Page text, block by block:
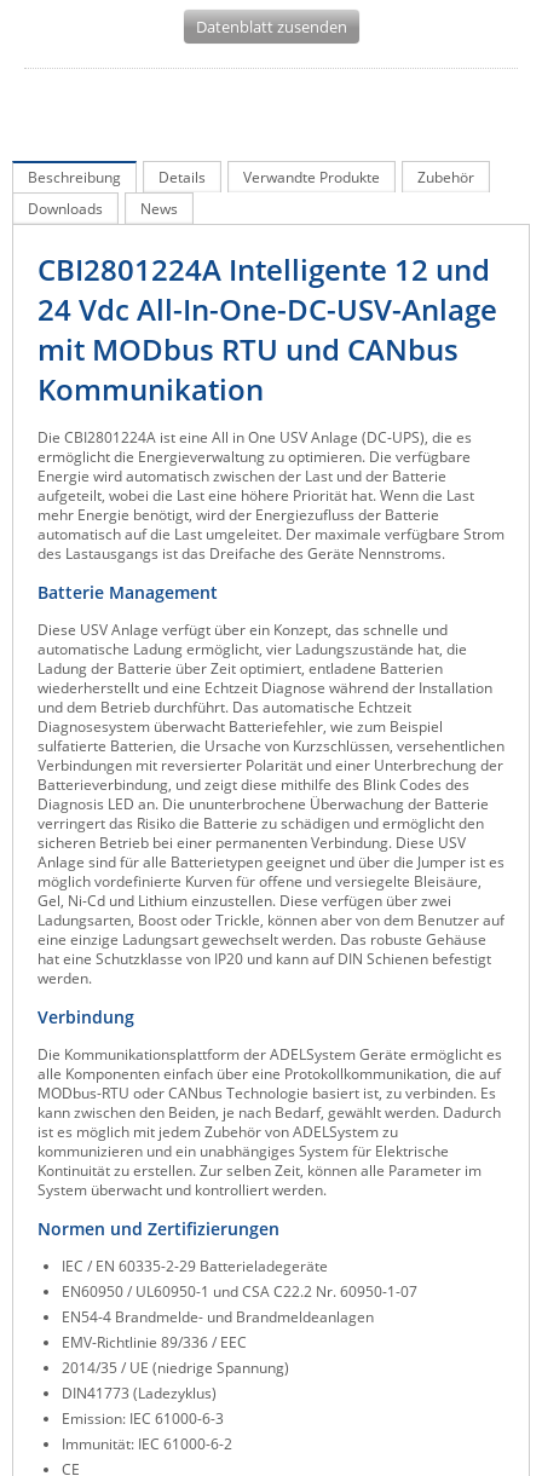
Panorama Antennas
PatchSee
Poynting
Raritan
Riello UPS
Server Technology
Siretta
SIRIO Antenne
Sunbird
Tactical Software
TEKTELIC
Teltonika
Unwired Networks
Vision
WATTECO
Westermo
Yuasa
ZPE Systems
News zu unseren Herstellern
Datenblatt zusenden
Beschreibung Details Verwandte Produkte
Zubehör
Downloads
News
CBI2801224A Intelligente 12 und
24 Vdc All-In-One-DC-USV-Anlage
mit MODbus RTU und CANbus
Kommunikation
Die CBI2801224A ist eine All in One USV Anlage (DC-UPS), die es
ermöglicht die Energieverwaltung zu optimieren. Die verfügbare
Energie wird automatisch zwischen der Last und der Batterie
aufgeteilt, wobei die Last eine höhere Priorität hat. Wenn die Last
mehr Energie benötigt, wird der Energiezufluss der Batterie
automatisch auf die Last umgeleitet. Der maximale verfügbare Strom
des Lastausgangs ist das Dreifache des Geräte Nennstroms.
Batterie Management
Diese USV Anlage verfügt über ein Konzept, das schnelle und
automatische Ladung ermöglicht, vier Ladungszustände hat, die
Ladung der Batterie über Zeit optimiert, entladene Batterien
wiederherstellt und eine Echtzeit Diagnose während der Installation
und dem Betrieb durchführt. Das automatische Echtzeit
Diagnosesystem überwacht Batteriefehler, wie zum Beispiel
sulfatierte Batterien, die Ursache von Kurzschlüssen, versehentlichen
Verbindungen mit reversierter Polarität und einer Unterbrechung der
Batterieverbindung, und zeigt diese mithilfe des Blink Codes des
Diagnosis LED an. Die ununterbrochene Überwachung der Batterie
verringert das Risiko die Batterie zu schädigen und ermöglicht den
sicheren Betrieb bei einer permanenten Verbindung. Diese USV
Anlage sind für alle Batterietypen geeignet und über die Jumper ist es
möglich vordefinierte Kurven für offene und versiegelte Bleisäure,
Gel, Ni-Cd und Lithium einzustellen. Diese verfügen über zwei
Ladungsarten, Boost oder Trickle, können aber von dem Benutzer auf
eine einzige Ladungsart gewechselt werden. Das robuste Gehäuse
hat eine Schutzklasse von IP20 und kann auf DIN Schienen befestigt
werden.
Verbindung
Die Kommunikationsplattform der ADELSystem Geräte ermöglicht es
alle Komponenten einfach über eine Protokollkommunikation, die auf
MODbus-RTU oder CANbus Technologie basiert ist, zu verbinden. Es
kann zwischen den Beiden, je nach Bedarf, gewählt werden. Dadurch
ist es möglich mit jedem Zubehör von ADELSystem zu
kommunizieren und ein unabhängiges System für Elektrische
Kontinuität zu erstellen. Zur selben Zeit, können alle Parameter im
System überwacht und kontrolliert werden.
Normen und Zertifizierungen
IEC / EN 60335-2-29 Batterieladegeräte
EN60950 / UL60950-1 und CSA C22.2 Nr. 60950-1-07
EN54-4 Brandmelde- und Brandmeldeanlagen
EMV-Richtlinie 89/336 / EEC
2014/35 / UE (niedrige Spannung)
DIN41773 (Ladezyklus)
Emission: IEC 61000-6-3
Immunität: IEC 61000-6-2
CE